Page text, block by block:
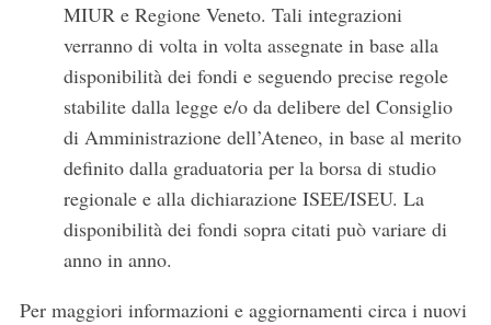
MIUR e Regione Veneto. Tali integrazioni
verranno di volta in volta assegnate in base alla
disponibilità dei fondi e seguendo precise regole
stabilite dalla legge e/o da delibere del Consiglio
di Amministrazione dell’Ateneo, in base al merito
definito dalla graduatoria per la borsa di studio
regionale e alla dichiarazione ISEE/ISEU. La
disponibilità dei fondi sopra citati può variare di
anno in anno.
Per maggiori informazioni e aggiornamenti circa i nuovi